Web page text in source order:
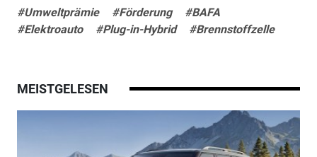
#Umweltprämie #Förderung
#BAFA
#Elektroauto
#Plug-in-Hybrid #Brennstoffzelle
MEISTGELESEN